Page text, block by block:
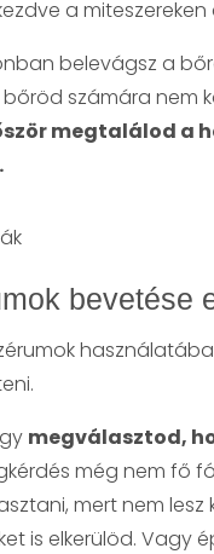
a
belevágsz a
számára nem
megtalálod a
bevetése
megválasztod,
még nem fő
mert nem
is elkerülöd. Vagy